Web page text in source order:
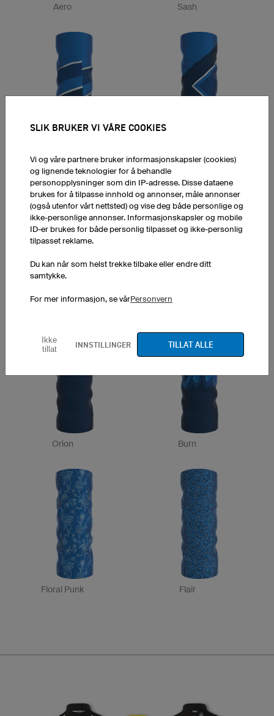
Aero Sash
Piet
Orion Burn
Floral Punk Flair
SLIK BRUKER VI VÅRE COOKIES
Vi og våre partnere bruker informasjonskapsler (cookies)
og lignende teknologier for å behandle
personopplysninger som din IP-adresse. Disse dataene
brukes for å tilpasse innhold og annonser, måle annonser
(også utenfor vårt nettsted) og vise deg både personlige og
ikke-personlige annonser. Informasjonskapsler og mobile
ID-er brukes for både personlig tilpasset og ikke-personlig
tilpasset reklame.
Du kan når som helst trekke tilbake eller endre ditt
samtykke.
For mer informasjon, se vårPersonvern
Ikke
tillat
INNSTILLINGER TILLAT ALLE